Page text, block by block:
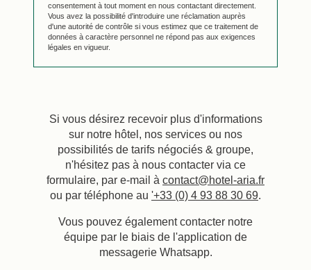
consentement à tout moment en nous contactant directement.
Vous avez la possibilité d'introduire une réclamation auprès
d'une autorité de contrôle si vous estimez que ce traitement de
données à caractère personnel ne répond pas aux exigences
légales en vigueur.
Si vous désirez recevoir plus d'informations
sur notre hôtel, nos services ou nos
possibilités de tarifs négociés & groupe,
n'hésitez pas à nous contacter via ce
formulaire, par e-mail à contact@hotel-aria.fr
ou par téléphone au '+33 (0) 4 93 88 30 69.
Vous pouvez également contacter notre
équipe par le biais de l'application de
messagerie Whatsapp.